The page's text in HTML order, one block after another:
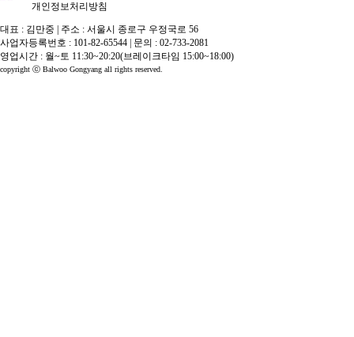
개인정보처리방침
대표 : 김만중
주소 : 서울시 종로구 우정국로 56
사업자등록번호 : 101-82-65544
문의 : 02-733-2081
영업시간 : 월~토 11:30~20:20(브레이크타임 15:00~18:00)
copyright ⓒ Balwoo Gongyang all rights reserved.